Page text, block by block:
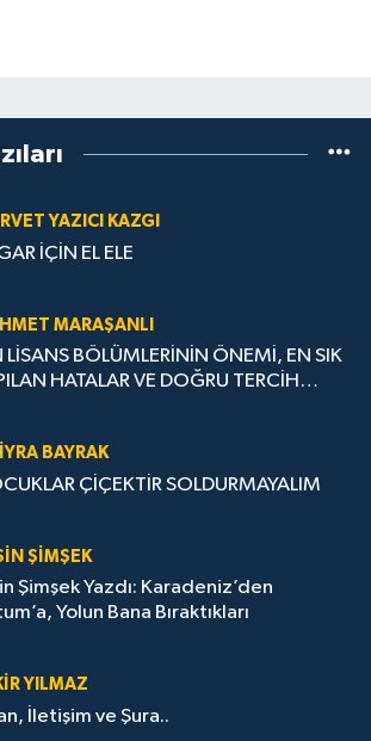
YAZICI KAZGI
İÇİN EL ELE
MARAŞANLI
LİSANS BÖLÜMLERİNİN ÖNEMİ, EN SIK
HATALAR VE DOĞRU TERCİH
BAYRAK
ÇİÇEKTİR SOLDURMAYALIM
ŞIMŞEK
Şimşek Yazdı: Karadeniz’den
Yolun Bana Bıraktıkları
YILMAZ
İletişim ve Şura..